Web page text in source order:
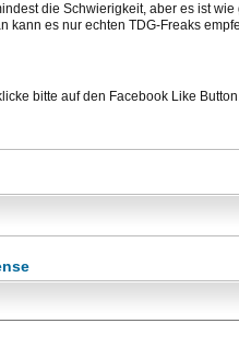
die Schwierigkeit, aber es ist wie
kann es nur echten TDG-Freaks
bitte auf den Facebook Like